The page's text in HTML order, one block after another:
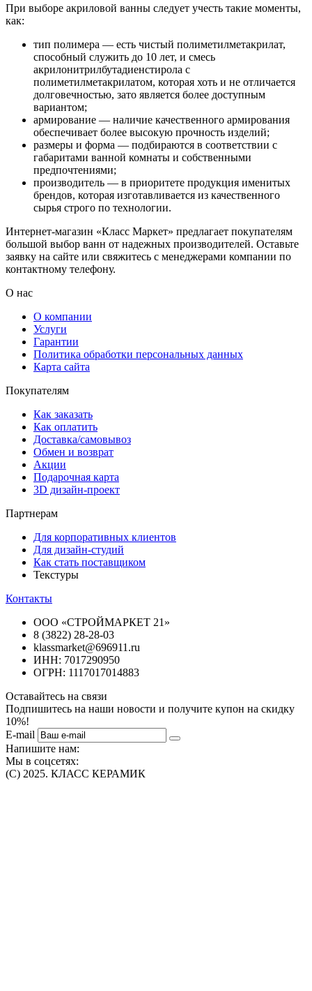
При выборе акриловой ванны следует учесть такие моменты,
как:
тип полимера — есть чистый полиметилметакрилат,
способный служить до 10 лет, и смесь
акрилонитрилбутадиенстирола с
полиметилметакрилатом, которая хоть и не отличается
долговечностью, зато является более доступным
вариантом;
армирование — наличие качественного армирования
обеспечивает более высокую прочность изделий;
размеры и форма — подбираются в соответствии с
габаритами ванной комнаты и собственными
предпочтениями;
производитель — в приоритете продукция именитых
брендов, которая изготавливается из качественного
сырья строго по технологии.
Интернет-магазин «Класс Маркет» предлагает покупателям
большой выбор ванн от надежных производителей. Оставьте
заявку на сайте или свяжитесь с менеджерами компании по
контактному телефону.
О нас
О компании
Услуги
Гарантии
Политика обработки персональных данных
Карта сайта
Покупателям
Как заказать
Как оплатить
Доставка/самовывоз
Обмен и возврат
Акции
Подарочная карта
3D дизайн-проект
Партнерам
Для корпоративных клиентов
Для дизайн-студий
Как стать поставщиком
Текстуры
Контакты
ООО «СТРОЙМАРКЕТ 21»
8 (3822) 28-28-03
klassmarket@696911.ru
ИНН: 7017290950
ОГРН: 1117017014883
Оставайтесь на связи
Подпишитесь на наши новости и получите купон на скидку
10%!
E-mail
Напишите нам:
Мы в соцсетях:
(C) 2025. КЛАСС КЕРАМИК